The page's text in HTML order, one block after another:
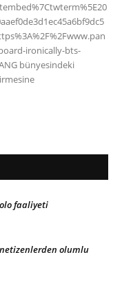
ironically-bts-
bünyesindeki
faaliyeti
netizenlerden olumlu